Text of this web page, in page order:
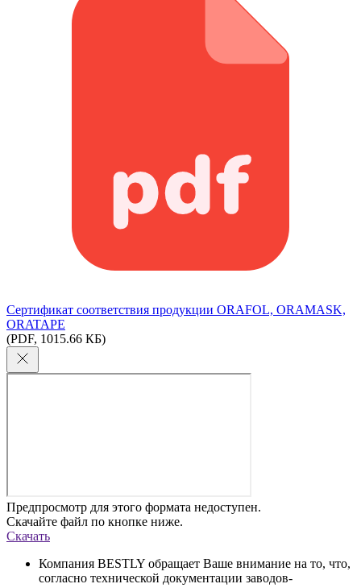
Сертификат соответствия продукции ORAFOL, ORAMASK,
ORATAPE
(PDF, 1015.66 КБ)
Предпросмотр для этого формата недоступен.
Скачайте файл по кнопке ниже.
Скачать
Компания BESTLY обращает Ваше внимание на то, что,
согласно технической документации заводов-